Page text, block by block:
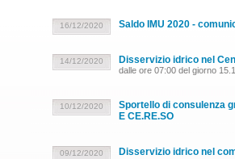
16/12/2020 Saldo IMU 2020 -
14/12/2020 Disservizio idrico nel
dalle ore 07:00 del giorno
10/12/2020
Sportello di consulenza
E CE.RE.SO
09/12/2020 Disservizio idrico nel